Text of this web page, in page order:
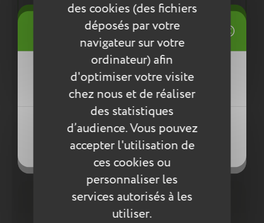
des cookies (des fichiers
déposés par votre
navigateur sur votre
ordinateur) afin
d'optimiser votre visite
chez nous et de réaliser
des statistiques
d’audience. Vous pouvez
accepter l'utilisation de
ces cookies ou
personnaliser les
services autorisés à les
utiliser.
normes environnementales européennes ReACH
Entretien
Pour l’entretien de nos produits, nous vous
conseillons d’utiliser un chiffon humide ou une
éponge légèrement humidifiée à l'eau
savonneuse. N’utilisez pas de produits agressifs
qui risqueraient de détériorer le produit.
Compléter la collection
Mes listes d'envies
Créer une nouvelle liste
((title))
((cancelText))
((createText))
Connexion
Vous devez être connecté pour ajouter
des produits à votre liste d'envies.
((cancelText))
((loginText))